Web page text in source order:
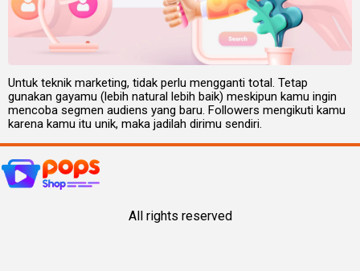
Untuk teknik marketing, tidak perlu mengganti total. Tetap
gunakan gayamu (lebih natural lebih baik) meskipun kamu ingin
mencoba segmen audiens yang baru. Followers mengikuti kamu
karena kamu itu unik, maka jadilah dirimu sendiri.
All rights reserved